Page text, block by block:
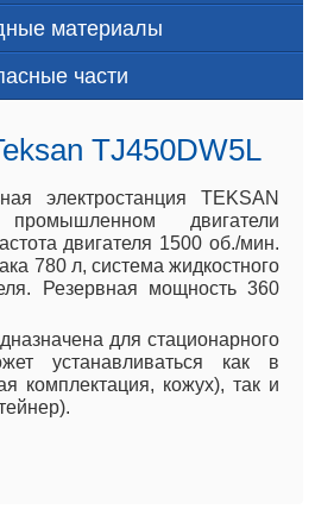
материалы
части
TJ450DW5L
электростанция TEKSAN
двигатели
двигателя 1500 об./мин.
780 л, система жидкостного
Резервная мощность 360
для стационарного
устанавливаться как в
комплектация, кожух), так и